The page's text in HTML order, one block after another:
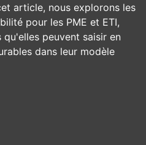
article, nous explorons les
pour les PME et ETI,
peuvent saisir en
dans leur modèle